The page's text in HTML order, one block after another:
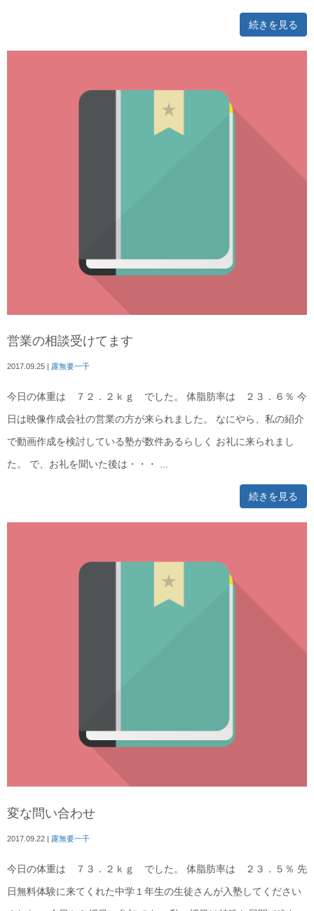
続きを見る
営業の相談受けてます
2017.09.25 露無要一千
今日の体重は ７２．２ｋｇ でした。 体脂肪率は ２３．６％ 今
日は映像作成会社の営業の方が来られました。 なにやら、私の紹介
で動画作成を検討している塾が数件あるらしく お礼に来られまし
た。 で、お礼を聞いた後は・・・ ...
続きを見る
変な問い合わせ
2017.09.22 | 露無要一千
今日の体重は ７３．２ｋｇ でした。 体脂肪率は ２３．５％ 先
日無料体験に来てくれた中学１年生の生徒さんが入塾してください